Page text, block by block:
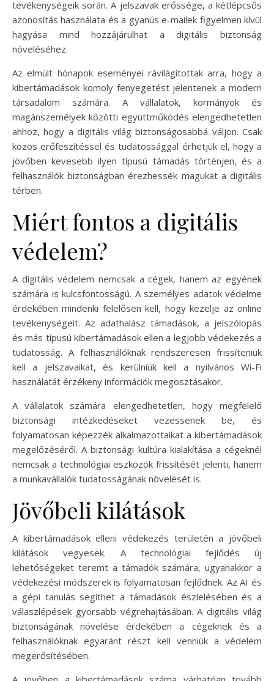
tevékenységeik során. A jelszavak erőssége, a kétlépcsős
azonosítás használata és a gyanús e-mailek figyelmen kívül
hagyása mind hozzájárulhat a digitális biztonság
növeléséhez.
Az elmúlt hónapok eseményei rávilágítottak arra, hogy a
kibertámadások komoly fenyegetést jelentenek a modern
társadalom számára. A vállalatok, kormányok és
magánszemélyek közötti együttműködés elengedhetetlen
ahhoz, hogy a digitális világ biztonságosabbá váljon. Csak
közös erőfeszítéssel és tudatossággal érhetjük el, hogy a
jövőben kevesebb ilyen típusú támadás történjen, és a
felhasználók biztonságban érezhessék magukat a digitális
térben.
Miért fontos a digitális
védelem?
A digitális védelem nemcsak a cégek, hanem az egyének
számára is kulcsfontosságú. A személyes adatok védelme
érdekében mindenki felelősen kell, hogy kezelje az online
tevékenységeit. Az adathalász támadások, a jelszólopás
és más típusú kibertámadások ellen a legjobb védekezés a
tudatosság. A felhasználóknak rendszeresen frissíteniük
kell a jelszavaikat, és kerülniük kell a nyilvános Wi-Fi
használatát érzékeny információk megosztásakor.
A vállalatok számára elengedhetetlen, hogy megfelelő
biztonsági intézkedéseket vezessenek be, és
folyamatosan képezzék alkalmazottaikat a kibertámadások
megelőzéséről. A biztonsági kultúra kialakítása a cégeknél
nemcsak a technológiai eszközök frissítését jelenti, hanem
a munkavállalók tudatosságának növelését is.
Jövőbeli kilátások
A kibertámadások elleni védekezés területén a jövőbeli
kilátások vegyesek. A technológiai fejlődés új
lehetőségeket teremt a támadók számára, ugyanakkor a
védekezési módszerek is folyamatosan fejlődnek. Az AI és
a gépi tanulás segíthet a támadások észlelésében és a
válaszlépések gyorsabb végrehajtásában. A digitális világ
biztonságának növelése érdekében a cégeknek és a
felhasználóknak egyaránt részt kell venniük a védelem
megerősítésében.